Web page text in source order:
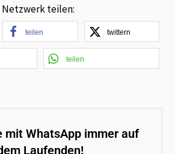
Netzwerk teilen:
teilen twittern
teilen
mit WhatsApp immer auf
Laufenden!